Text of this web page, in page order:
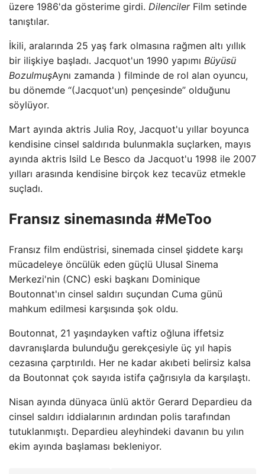
üzere 1986'da gösterime girdi. DilencilerFilm setinde
tanıştılar.
İkili, aralarında 25 yaş fark olmasına rağmen altı yıllık
bir ilişkiye başladı. Jacquot'un 1990 yapımı Büyüsü
BozulmuşAynı zamanda ) filminde de rol alan oyuncu,
bu dönemde “(Jacquot'un) pençesinde” olduğunu
söylüyor.
Mart ayında aktris Julia Roy, Jacquot'u yıllar boyunca
kendisine cinsel saldırıda bulunmakla suçlarken, mayıs
ayında aktris Isild Le Besco da Jacquot'u 1998 ile 2007
yılları arasında kendisine birçok kez tecavüz etmekle
suçladı.
Fransız sinemasında #MeToo
Fransız film endüstrisi, sinemada cinsel şiddete karşı
mücadeleye öncülük eden güçlü Ulusal Sinema
Merkezi'nin (CNC) eski başkanı Dominique
Boutonnat'ın cinsel saldırı suçundan Cuma günü
mahkum edilmesi karşısında şok oldu.
Boutonnat, 21 yaşındayken vaftiz oğluna iffetsiz
davranışlarda bulunduğu gerekçesiyle üç yıl hapis
cezasına çarptırıldı. Her ne kadar akıbeti belirsiz kalsa
da Boutonnat çok sayıda istifa çağrısıyla da karşılaştı.
Nisan ayında dünyaca ünlü aktör Gerard Depardieu da
cinsel saldırı iddialarının ardından polis tarafından
tutuklanmıştı. Depardieu aleyhindeki davanın bu yılın
ekim ayında başlaması bekleniyor.